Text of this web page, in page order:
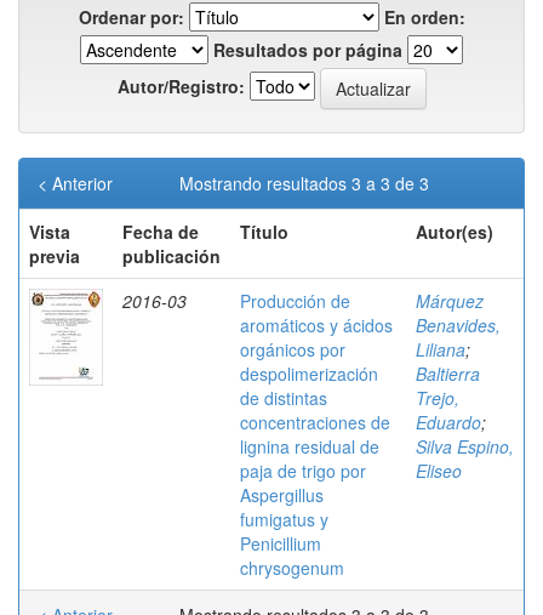
Ordenar por:
En orden:
Resultados por página
Autor/Registro:
Mostrando resultados 3 a 3 de 3
< Anterior
Vista
previa
Fecha de
publicación
Título Autor(es)
2016-03
Producción de
aromáticos y ácidos
orgánicos por
despolimerización
de distintas
concentraciones de
lignina residual de
paja de trigo por
Aspergillus
fumigatus y
Penicillium
chrysogenum
Márquez
Benavides,
Liliana;
Baltierra
Trejo,
Eduardo;
Silva Espino,
Eliseo